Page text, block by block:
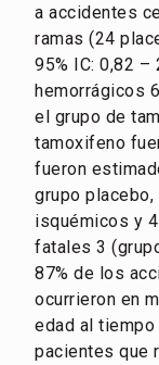
a accidentes
ramas (24
95% IC: 0,82 –
hemorrágicos
el grupo de
tamoxifeno
fueron
grupo
isquémicos y
fatales 3
87% de los
ocurrieron en
edad al
pacientes que